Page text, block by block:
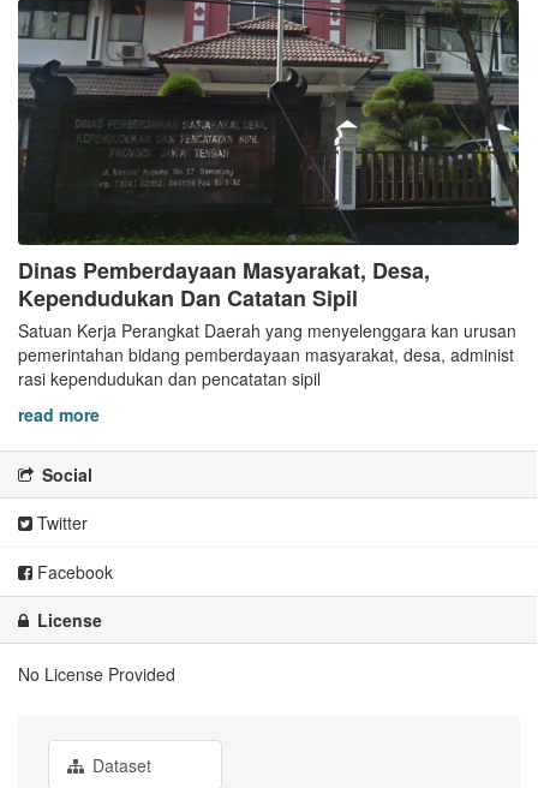
Dinas Pemberdayaan Masyarakat, Desa,
Kependudukan Dan Catatan Sipil
Satuan Kerja Perangkat Daerah yang menyelenggara kan urusan
pemerintahan bidang pemberdayaan masyarakat, desa, administ
rasi kependudukan dan pencatatan sipil
read more
Social
Twitter
Facebook
License
No License Provided
Dataset